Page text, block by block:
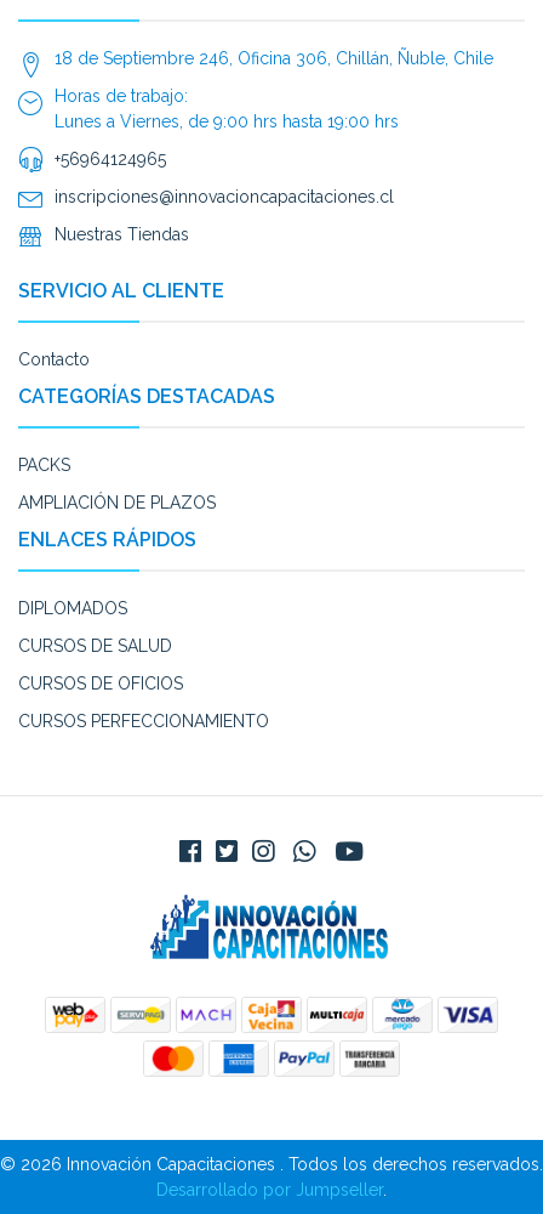
18 de Septiembre 246, Oficina 306, Chillán, Ñuble, Chile
Horas de trabajo:
Lunes a Viernes, de 9:00 hrs hasta 19:00 hrs
+56964124965
inscripciones@innovacioncapacitaciones.cl
Nuestras Tiendas
SERVICIO AL CLIENTE
Contacto
CATEGORÍAS DESTACADAS
PACKS
AMPLIACIÓN DE PLAZOS
ENLACES RÁPIDOS
DIPLOMADOS
CURSOS DE SALUD
CURSOS DE OFICIOS
CURSOS PERFECCIONAMIENTO
© 2026 Innovación Capacitaciones . Todos los derechos reservados.
Desarrollado por Jumpseller.